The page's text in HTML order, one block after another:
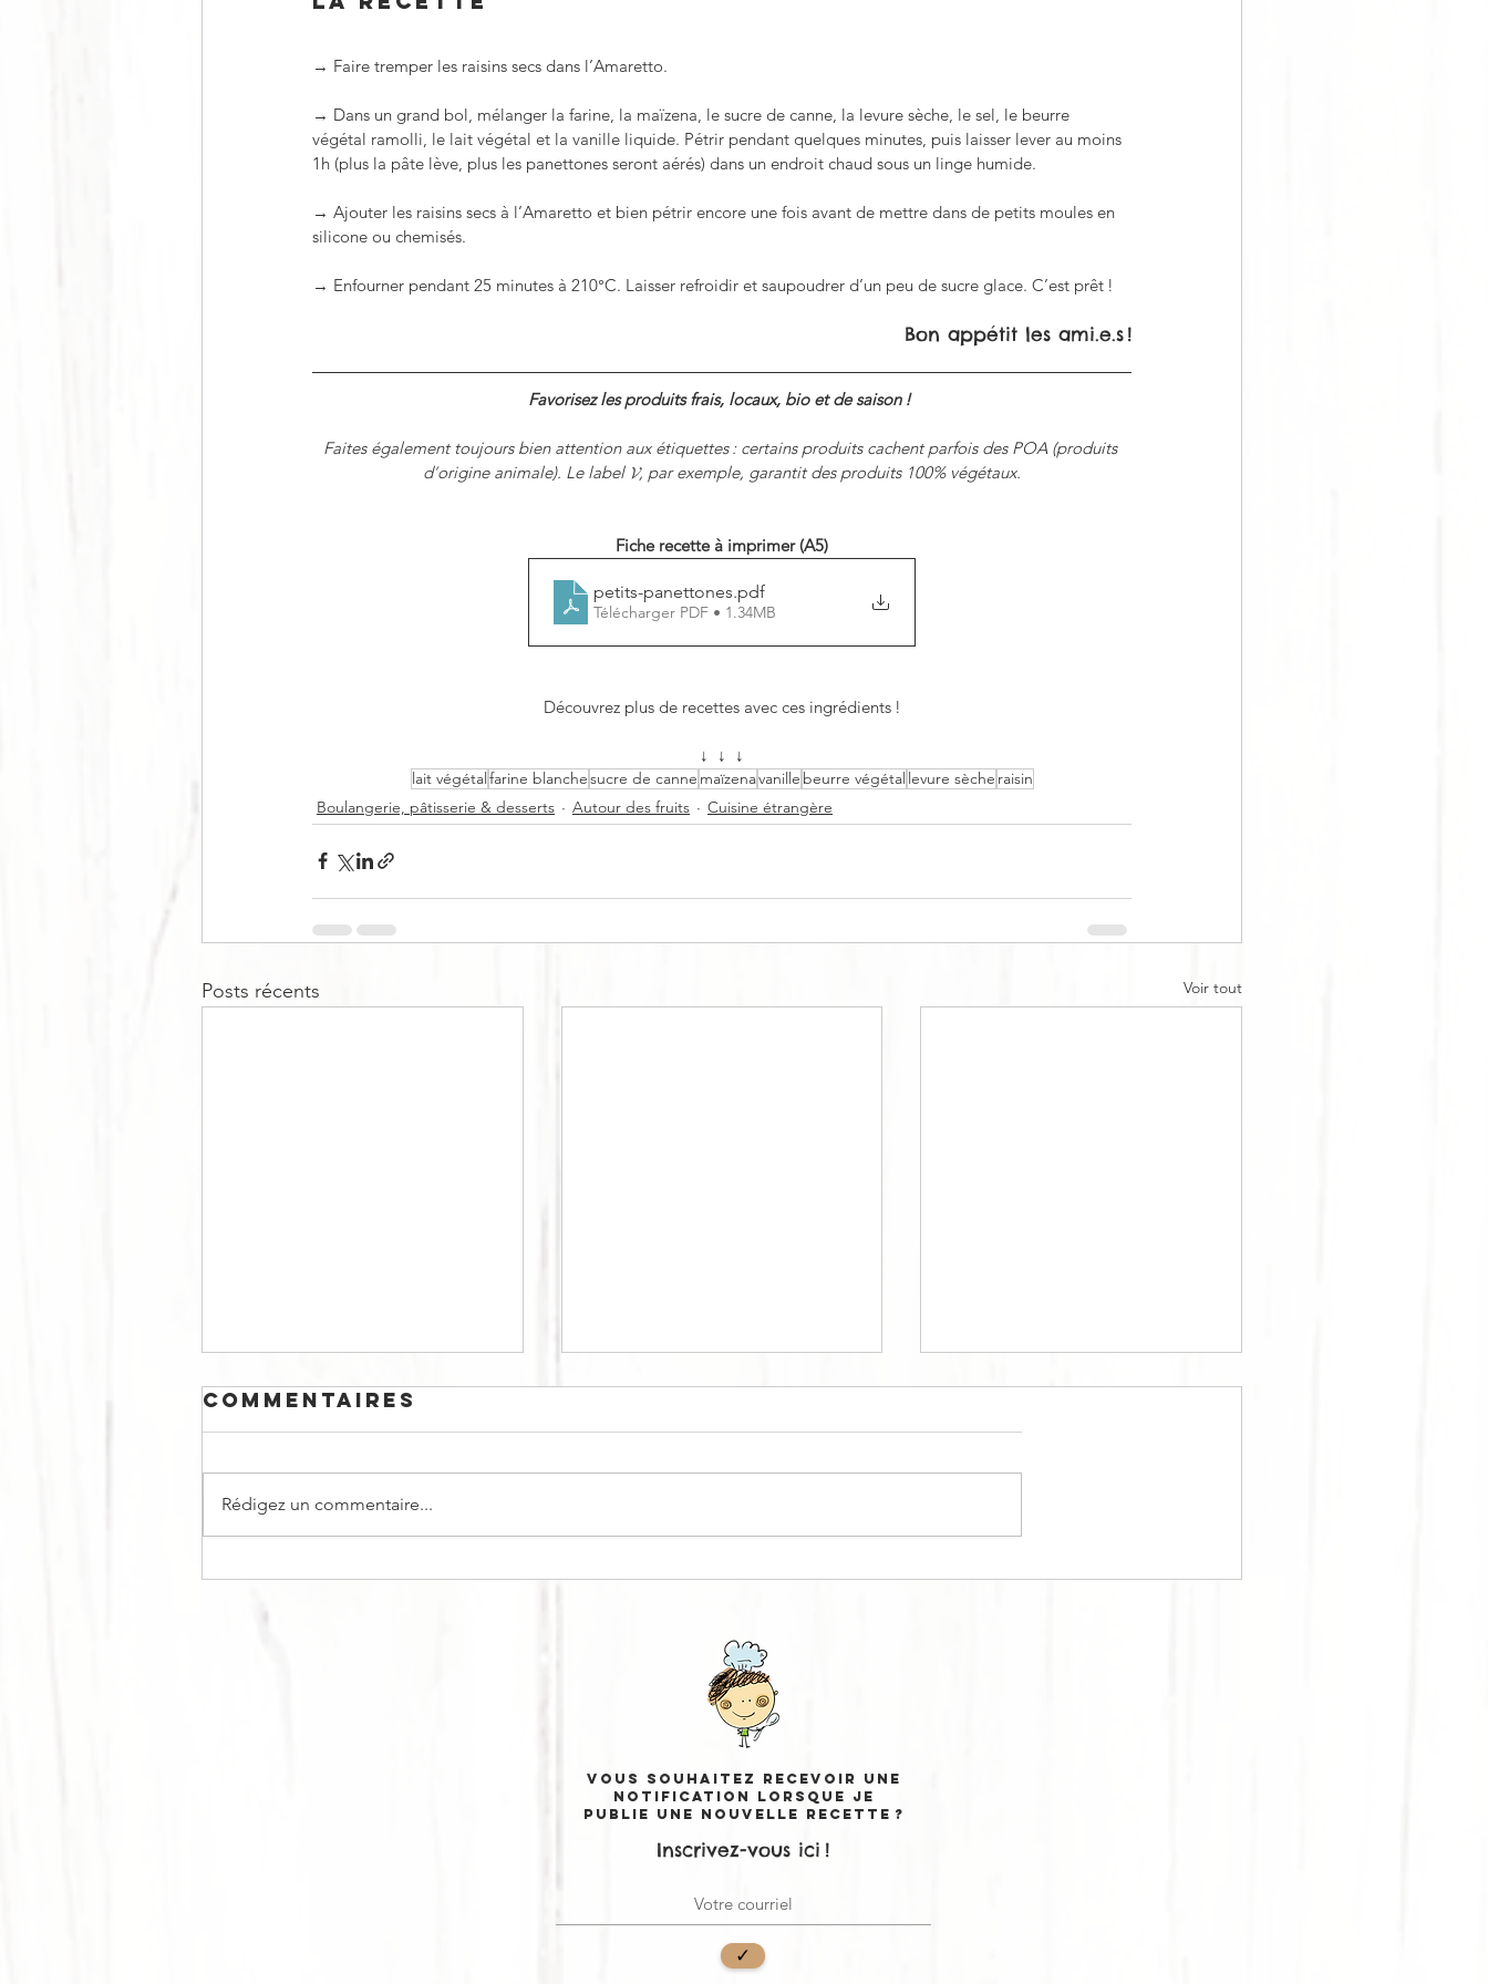
→ Faire tremper les raisins secs dans l’Amaretto.
→ Dans un grand bol, mélanger la farine, la maïzena, le sucre de canne, la levure sèche, le sel, le beurre
végétal ramolli, le lait végétal et la vanille liquide. Pétrir pendant quelques minutes, puis laisser lever au moins
1h (plus la pâte lève, plus les panettones seront aérés) dans un endroit chaud sous un linge humide.
→ Ajouter les raisins secs à l’Amaretto et bien pétrir encore une fois avant de mettre dans de petits moules en
silicone ou chemisés.
→ Enfourner pendant 25 minutes à 210°C. Laisser refroidir et saupoudrer d’un peu de sucre glace. C’est prêt !
Bon appétit les ami.e.s !
Favorisez les produits frais, locaux, bio et de saison !
Faites également toujours bien attention aux étiquettes : certains produits cachent parfois des POA (produits
d’origine animale). Le label 𝓥, par exemple, garantit des produits 100% végétaux.
Fiche recette à imprimer (A5)
petits-panettones.pdf
Télécharger PDF • 1.34MB
Découvrez plus de recettes avec ces ingrédients !
↓  ↓  ↓
lait végétalfarine blanchesucre de canne maïzenavanille beurre végétal levure sèche raisin
Boulangerie, pâtisserie & desserts
Autour des fruits Cuisine étrangère
Posts récents Voir tout
Commentaires
Rédigez un commentaire...
Vous souhaitez recevoir une
notification lorsque je
publie une nouvelle recette ?
Inscrivez-vous ici !
✓